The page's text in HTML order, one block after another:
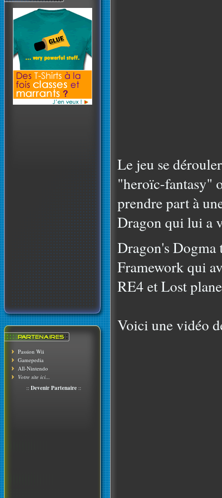
Passion Wii
Gamepedia
All-Nintendo
Votre site ici...
:: Devenir Partenaire ::
Le jeu se
"heroïc-fantasy"
prendre part à
Dragon qui lui a
Dragon's
Framework qui
RE4 et Lost
Voici une vidéo